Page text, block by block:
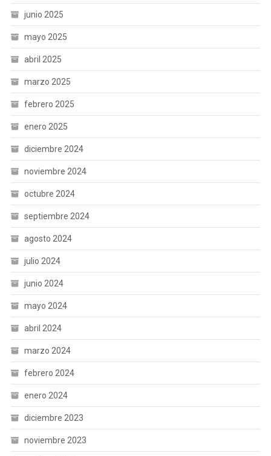
junio 2025
mayo 2025
abril 2025
marzo 2025
febrero 2025
enero 2025
diciembre 2024
noviembre 2024
octubre 2024
septiembre 2024
agosto 2024
julio 2024
junio 2024
mayo 2024
abril 2024
marzo 2024
febrero 2024
enero 2024
diciembre 2023
noviembre 2023